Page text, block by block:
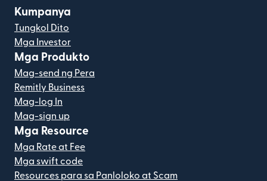
Kumpanya
Tungkol Dito
Mga Investor
Mga Produkto
Mag-send ng Pera
Remitly Business
Mag-log In
Mag-sign up
Mga Resource
Mga Rate at Fee
Mga swift code
Resources para sa Panloloko at Scam